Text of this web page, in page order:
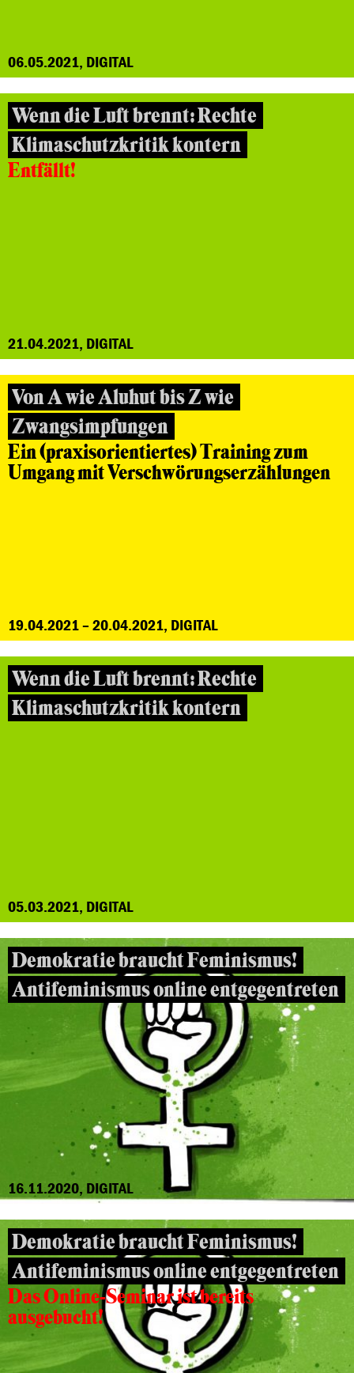
06.05.2021, DIGITAL
Wenn die Luft brennt: Rechte
Klimaschutzkritik kontern
Entfällt!
21.04.2021, DIGITAL
Von A wie Aluhut bis Z wie
Zwangsimpfungen
Ein (praxisorientiertes) Training zum
Umgang mit Verschwörungserzählungen
19.04.2021 – 20.04.2021, DIGITAL
Wenn die Luft brennt: Rechte
Klimaschutzkritik kontern
05.03.2021, DIGITAL
Demokratie braucht Feminismus!
Antifeminismus online entgegentreten
16.11.2020, DIGITAL
Demokratie braucht Feminismus!
Antifeminismus online entgegentreten
Das Online-Seminar ist bereits
ausgebucht!